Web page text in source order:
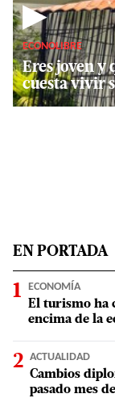
▶
ECONOLIBRE
Eres joven y
cuesta vivir
EN PORTADA
ECONOMÍA
El turismo ha
encima de la
ACTUALIDAD
Cambios
pasado mes